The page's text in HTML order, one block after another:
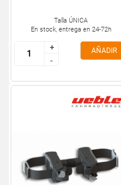
Talla ÚNICA
En stock, entrega en 24-72h
+
-
+
-
AÑADIR